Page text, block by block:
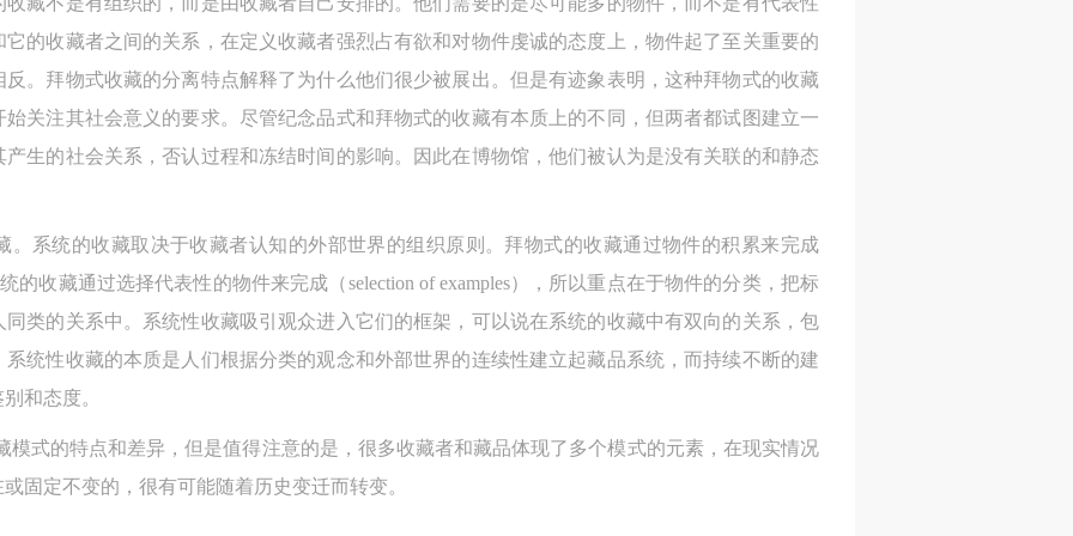
的收藏者之间的关系，在定义收藏者强烈占有欲和对物件虔诚的态度上，物件起了至关重要的
。拜物式收藏的分离特点解释了为什么他们很少被展出。但是有迹象表明，这种拜物式的收藏
关注其社会意义的要求。尽管纪念品式和拜物式的收藏有本质上的不同，但两者都试图建立一
生的社会关系，否认过程和冻结时间的影响。因此在博物馆，他们被认为是没有关联的和静态
。系统的收藏取决于收藏者认知的外部世界的组织原则。拜物式的收藏通过物件的积累来完成
统的收藏通过选择代表性的物件来完成（selection of examples），所以重点在于物件的分类，把标
类的关系中。系统性收藏吸引观众进入它们的框架，可以说在系统的收藏中有双向的关系，包
统性收藏的本质是人们根据分类的观念和外部世界的连续性建立起藏品系统，而持续不断的建
和态度。
模式的特点和差异，但是值得注意的是，很多收藏者和藏品体现了多个模式的元素，在现实情况
固定不变的，很有可能随着历史变迁而转变。
）未成年人必须在成年人的陪同下参观。
四条
加活动者在此次活动期间的人身安全责任自负。鼓励参加者自行购买人身
本次活动者的人身安全不负有民事及相关连带责任。
五条
加活动者在此次活动期间应主动遵守美术馆活动秩序、维护美术馆场地及
示、展览、馆藏艺术作品及衍生品的安全。活动中一旦因个人原因造成美
馆场地、空间、艺术品、衍生品等受到不同程度的损失、破坏。活动中任
应的法律条文、组织规定进行协商和赔偿。并追究相应的法律责任和经济
任。
）未成年人必须在成年人的陪同下参观。
四条
加活动者在此次活动期间的人身安全责任自负。鼓励参加者自行购买人身
本次活动者的人身安全不负有民事及相关连带责任。
五条
加活动者在此次活动期间应主动遵守美术馆活动秩序、维护美术馆场地及
示、展览、馆藏艺术作品及衍生品的安全。活动中一旦因个人原因造成美
馆场地、空间、艺术品、衍生品等受到不同程度的损失、破坏。活动中任
应的法律条文、组织规定进行协商和赔偿。并追究相应的法律责任和经济
任。
）未成年人必须在成年人的陪同下参观。
四条
加活动者在此次活动期间的人身安全责任自负。鼓励参加者自行购买人身
本次活动者的人身安全不负有民事及相关连带责任。
五条
加活动者在此次活动期间应主动遵守美术馆活动秩序、维护美术馆场地及
示、展览、馆藏艺术作品及衍生品的安全。活动中一旦因个人原因造成美
馆场地、空间、艺术品、衍生品等受到不同程度的损失、破坏。活动中任
应的法律条文、组织规定进行协商和赔偿。并追究相应的法律责任和经济
任。